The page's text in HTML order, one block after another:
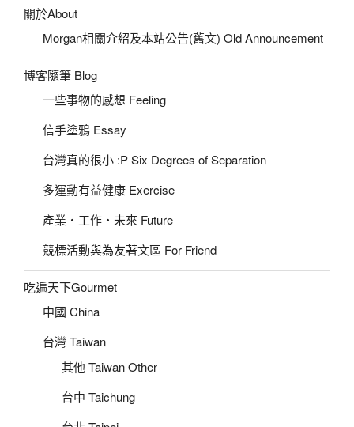
關於About
Morgan相關介紹及本站公告(舊文) Old Announcement
博客隨筆 Blog
一些事物的感想 Feeling
信手塗鴉 Essay
台灣真的很小 :P Six Degrees of Separation
多運動有益健康 Exercise
產業‧工作‧未來 Future
競標活動與為友著文區 For Friend
吃遍天下Gourmet
中國 China
台灣 Taiwan
其他 Taiwan Other
台中 Taichung